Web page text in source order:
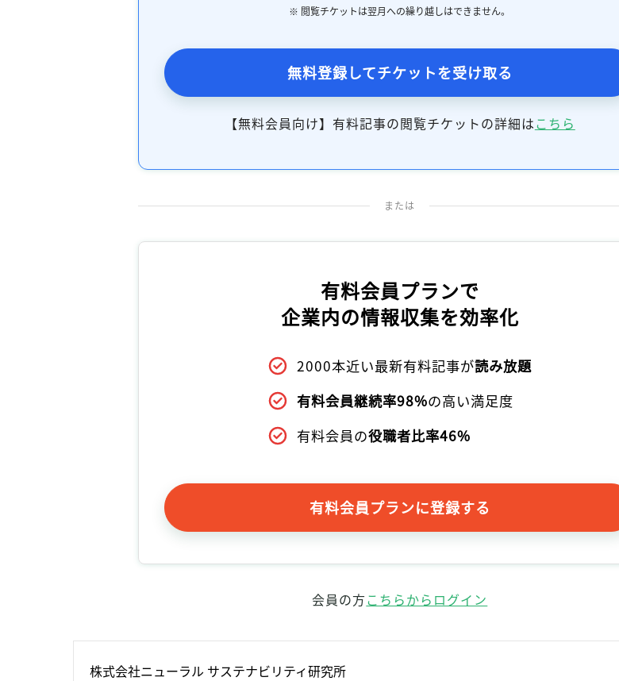
※ 閲覧チケットは翌月への繰り越しはできません。
無料登録してチケットを受け取る
【無料会員向け】有料記事の閲覧チケットの詳細はこちら
または
有料会員プランで
企業内の情報収集を効率化
2000本近い最新有料記事が読み放題
有料会員継続率98%の高い満足度
有料会員の役職者比率46%
有料会員プランに登録する
会員の方こちらからログイン
株式会社ニューラル サステナビリティ研究所